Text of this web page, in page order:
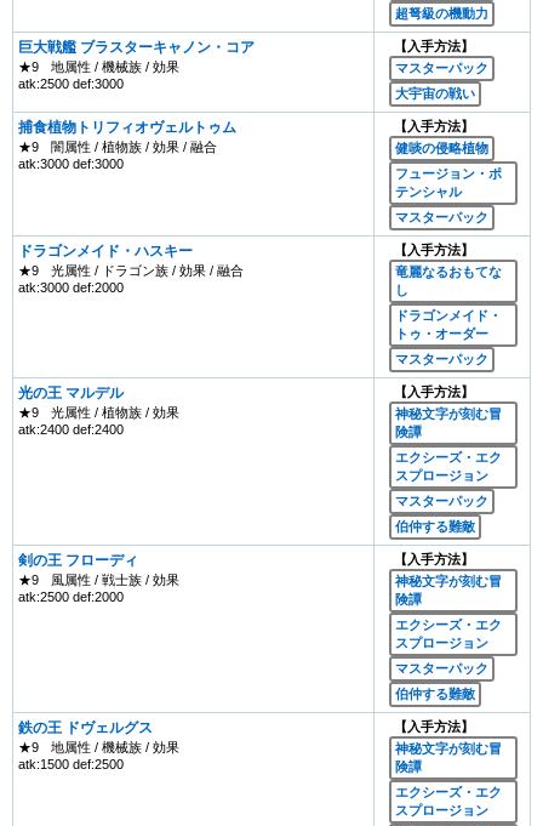
超弩級の機動力
巨大戦艦 ブラスターキャノン・コア
★9
地属性 / 機械族 / 効果
atk:2500 def:3000
【入手方法】
マスターパック
大宇宙の戦い
捕食植物トリフィオヴェルトゥム
★9
闇属性 / 植物族 / 効果 / 融合
atk:3000 def:3000
【入手方法】
健啖の侵略植物
フュージョン・ポ
テンシャル
マスターパック
ドラゴンメイド・ハスキー
★9
光属性 / ドラゴン族 / 効果 / 融合
atk:3000 def:2000
【入手方法】
竜麗なるおもてな
し
ドラゴンメイド・
トゥ・オーダー
マスターパック
光の王 マルデル
★9
光属性 / 植物族 / 効果
atk:2400 def:2400
【入手方法】
神秘文字が刻む冒
険譚
エクシーズ・エク
スプロージョン
マスターパック
伯仲する難敵
剣の王 フローディ
★9
風属性 / 戦士族 / 効果
atk:2500 def:2000
【入手方法】
神秘文字が刻む冒
険譚
エクシーズ・エク
スプロージョン
マスターパック
伯仲する難敵
鉄の王 ドヴェルグス
★9
地属性 / 機械族 / 効果
atk:1500 def:2500
【入手方法】
神秘文字が刻む冒
険譚
エクシーズ・エク
スプロージョン